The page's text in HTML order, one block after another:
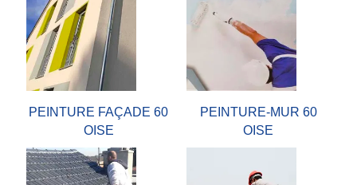
PEINTURE FAÇADE 60
OISE
PEINTURE-MUR 60
OISE